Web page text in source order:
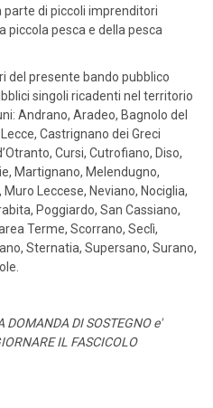
di piccoli imprenditori
piccola pesca e della pesca
del presente bando pubblico
singoli ricadenti nel territorio
Andrano, Aradeo, Bagnolo del
Castrignano dei Greci
Cursi, Cutrofiano, Diso,
Martignano, Melendugno,
Leccese, Neviano, Nociglia,
Poggiardo, San Cassiano,
Terme, Scorrano, Seclì,
Sternatia, Supersano, Surano,
DOMANDA DI SOSTEGNO e'
IL FASCICOLO